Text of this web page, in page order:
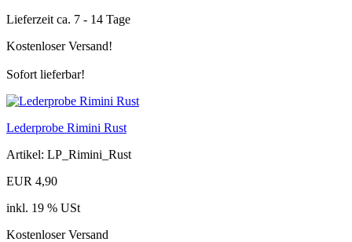
Lieferzeit ca. 7 - 14 Tage
Kostenloser Versand!
Sofort lieferbar!
Lederprobe Rimini Rust
Artikel: LP_Rimini_Rust
EUR 4,90
inkl. 19 % USt
Kostenloser Versand